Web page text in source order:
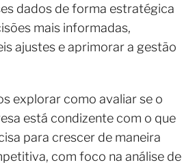
dados de forma estratégica
mais informadas,
ajustes e aprimorar a gestão
explorar como avaliar se o
está condizente com o que
para crescer de maneira
com foco na análise de